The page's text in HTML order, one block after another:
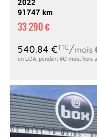
2022
91747 km
33 290 €